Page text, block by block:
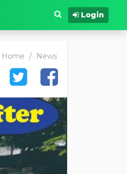
Login
Home / News